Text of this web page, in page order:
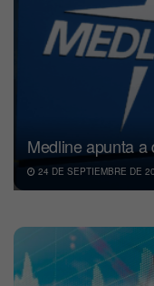
Medline apunta a
24 DE SEPTIEMBRE DE